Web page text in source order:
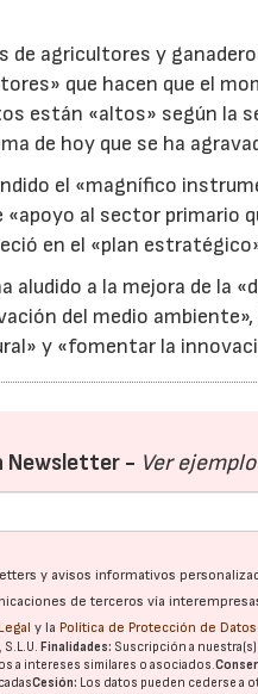
de agricultores y
que hacen que el
están «altos» según la
de hoy que se ha
el «magnífico
«apoyo al sector primario
en el «plan
aludido a la mejora de la
del medio
y «fomentar la
Newsletter - Ver ejemplo
y avisos informativos
de terceros vía
y la Política de Protección de Datos
S.L.U.Finalidades: Suscripción a
a intereses similares o asociados.
Cesión: Los datos pueden cederse a